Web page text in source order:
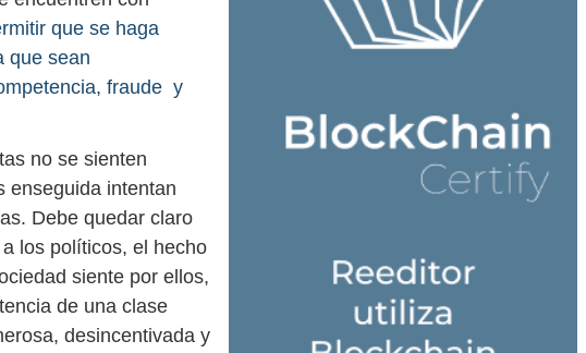
que se haga
que sean
fraude y
no se sienten
enseguida intentan
Debe quedar claro
los políticos, el hecho
siente por ellos,
de una clase
desincentivada y